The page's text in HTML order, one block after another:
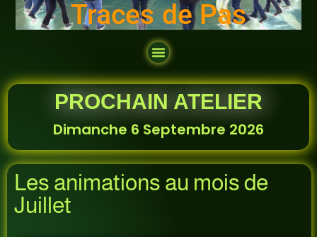
Traces de Pas
PROCHAIN ATELIER
Dimanche 6 Septembre 2026
Les animations au mois de
Juillet